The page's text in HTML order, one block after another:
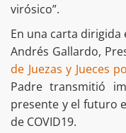
virósico”.
En una carta dirigida
Andrés Gallardo,
de Juezas y Jueces
Padre transmitió
presente y el futuro
de COVID19.